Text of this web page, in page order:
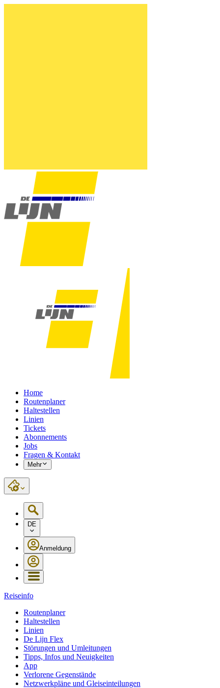
Home
Routenplaner
Haltestellen
Linien
Tickets
Abonnements
Jobs
Fragen & Kontakt
Mehr
DE
Anmeldung
Reiseinfo
Routenplaner
Haltestellen
Linien
De Lijn Flex
Störungen und Umleitungen
Tipps, Infos und Neuigkeiten
App
Verlorene Gegenstände
Netzwerkpläne und Gleiseinteilungen